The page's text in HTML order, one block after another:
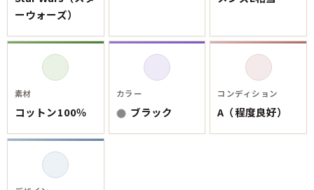
お客様の声
お気に入りリスト
会員登録
メルマガ登録
会社概要
店舗一覧
古着卸売
特定商取引法に基づく表示
プライバシーポリシー
ーウォーズ）
素材
コットン100％
カラー
ブラック
コンディション
A（程度良好）